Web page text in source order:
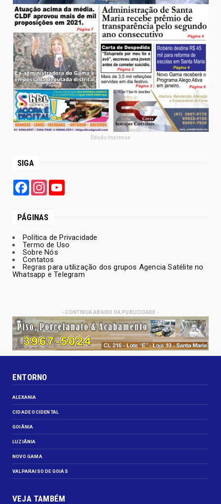
Edição Impressa
SIGA
FacebookInstagram
PÁGINAS
Política de Privacidade
Termo de Uso
Sobre Nós
Contatos
Regras para utilização dos grupos Agencia Satélite no
Whatsapp e Telegram
- CONTINUA ABAIXO DA PUBLICIDADE -
ENTORNO
ALEXANIA
CIDADE OCIDENTAL
GOIÂNIA
LUZIÂNIA
NOVO GAMA
VALPARAISO DE GOIÁS
VEJA TAMBÉM